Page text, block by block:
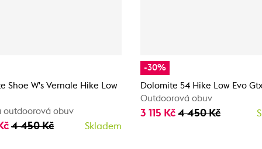
Shoe W's Vernale Hike Low
outdoorová obuv
4 450 Kč Skladem
-30%
Dolomite 54 Hike Low Evo
Outdoorová obuv
3 115 Kč 4 450 Kč